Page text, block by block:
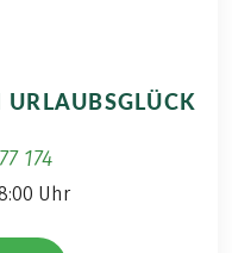
wirklich erwarten wird.
174
Uhr